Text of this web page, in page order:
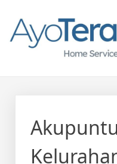
content
Ayo Terapi